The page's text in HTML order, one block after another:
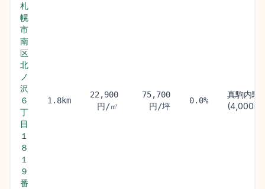
札
幌
市
南
区
北
ノ
沢
６
丁
目
１
８
１
９
番
1.8km
22,900
円/㎡
75,700
円/坪
0.0%
真駒内駅
(4,000m)